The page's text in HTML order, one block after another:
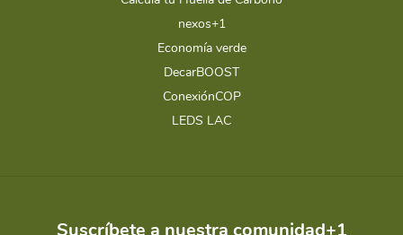
nexos+1
Economía verde
DecarBOOST
ConexiónCOP
LEDS LAC